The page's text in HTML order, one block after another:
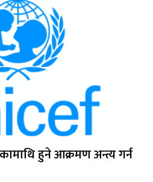
हुने आक्रमण अन्त्य गर्न